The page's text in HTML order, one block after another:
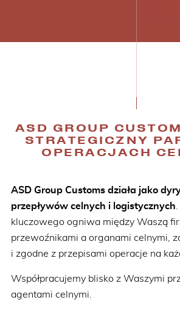
ASD GROUP
STRATEGICZNY
OPERACJACH
ASD Group Customs działa jako
przepływów celnych i logistycznych
kluczowego ogniwa między Waszą
przewoźnikami a organami celnymi,
i zgodne z przepisami operacje na
Współpracujemy blisko z Waszymi
agentami celnymi.